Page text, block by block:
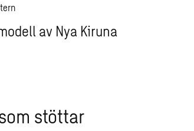
av Nya Kiruna
stöttar